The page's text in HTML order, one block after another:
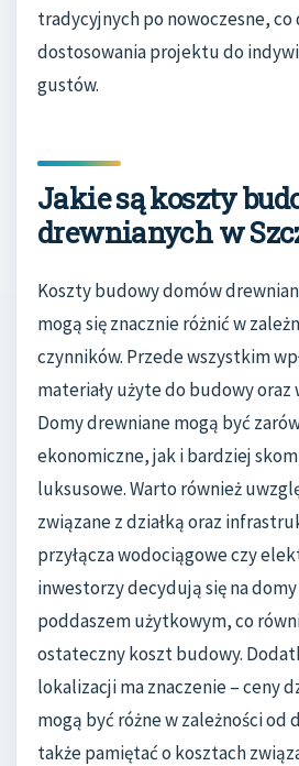
tradycyjnych po nowoczesne, co
dostosowania projektu do
gustów.
Jakie są koszty
drewnianych w
Koszty budowy domów
mogą się znacznie różnić w
czynników. Przede wszystkim
materiały użyte do budowy
Domy drewniane mogą być
ekonomiczne, jak i bardziej
luksusowe. Warto również
związane z działką oraz
przyłącza wodociągowe czy
inwestorzy decydują się na
poddaszem użytkowym, co
ostateczny koszt budowy.
lokalizacji ma znaczenie – ceny
mogą być różne w zależności od
także pamiętać o kosztach